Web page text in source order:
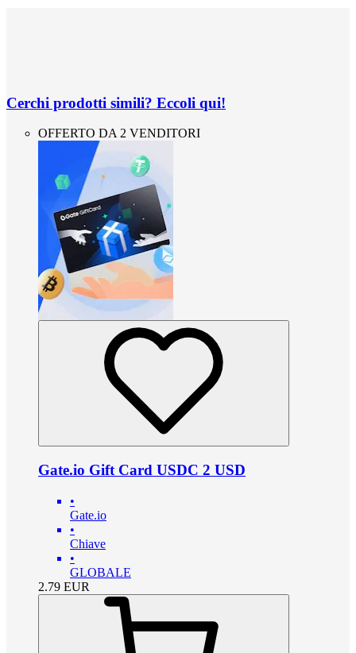
Cerchi prodotti simili? Eccoli qui!
OFFERTO DA 2 VENDITORI
Gate.io Gift Card USDC 2 USD
•
Gate.io
•
Chiave
•
GLOBALE
2.79 EUR